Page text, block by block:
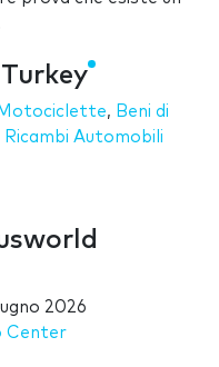
Motociclette, Beni di
Ricambi Automobili
2026
Center